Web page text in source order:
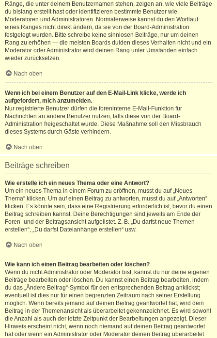
Ränge, die unter deinem Benutzernamen stehen, zeigen an, wie viele Beiträge
du bislang erstellt hast oder identifizieren bestimmte Benutzer wie
Moderatoren und Administratoren. Normalerweise kannst du den Wortlaut
eines Ranges nicht direkt ändern, da sie von der Board-Administration
festgelegt wurden. Bitte schreibe keine sinnlosen Beiträge, nur um deinen
Rang zu erhöhen — die meisten Boards dulden dieses Verhalten nicht und ein
Moderator oder Administrator wird deinen Rang unter Umständen einfach
wieder zurücksetzen.
Nach oben
Wenn ich bei einem Benutzer auf den E-Mail-Link klicke, werde ich
aufgefordert, mich anzumelden.
Nur registrierte Benutzer dürfen die foreninterne E-Mail-Funktion für
Nachrichten an andere Benutzer nutzen, falls diese von der Board-
Administration freigeschaltet wurde. Diese Maßnahme soll den Missbrauch
dieses Systems durch Gäste verhindern.
Nach oben
Beiträge schreiben
Wie erstelle ich ein neues Thema oder eine Antwort?
Um ein neues Thema in einem Forum zu eröffnen, musst du auf „Neues
Thema“ klicken. Um auf einen Beitrag zu antworten, musst du auf „Antworten“
klicken. Es könnte sein, dass eine Registrierung erforderlich ist, bevor du einen
Beitrag schreiben kannst. Deine Berechtigungen sind jeweils am Ende der
Foren- und der Beitragsansicht aufgelistet. Z. B. „Du darfst neue Themen
erstellen“, „Du darfst Dateianhänge erstellen“ usw.
Nach oben
Wie kann ich einen Beitrag bearbeiten oder löschen?
Wenn du nicht Administrator oder Moderator bist, kannst du nur deine eigenen
Beiträge bearbeiten oder löschen. Du kannst einen Beitrag bearbeiten, indem
du das „Ändere Beitrag“-Symbol für den entsprechenden Beitrag anklickst;
eventuell ist dies nur für einen begrenzten Zeitraum nach seiner Erstellung
möglich. Wenn bereits jemand auf deinen Beitrag geantwortet hat, wird dein
Beitrag in der Themenansicht als überarbeitet gekennzeichnet. Es wird sowohl
die Anzahl als auch der letzte Zeitpunkt der Bearbeitungen angezeigt. Dieser
Hinweis erscheint nicht, wenn noch niemand auf deinen Beitrag geantwortet
hat oder wenn ein Administrator oder Moderator deinen Beitrag überarbeitet